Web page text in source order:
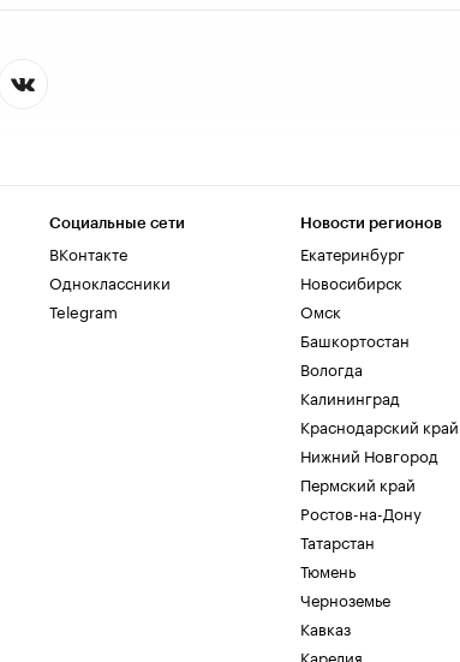
Социальные сети
ВКонтакте
Одноклассники
Telegram
Новости регионов
Екатеринбург
Новосибирск
Омск
Башкортостан
Вологда
Калининград
Краснодарский край
Нижний Новгород
Пермский край
Ростов-на-Дону
Татарстан
Тюмень
Черноземье
Кавказ
Карелия